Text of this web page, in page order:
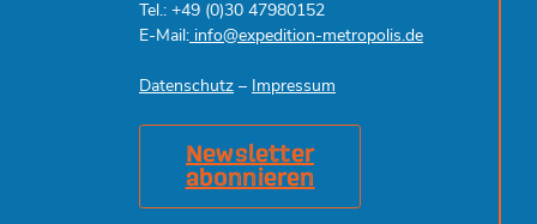
Tel.: +49 (0)30 47980152
E-Mail: info@expedition-metropolis.de
Datenschutz – Impressum
Newsletter
abonnieren